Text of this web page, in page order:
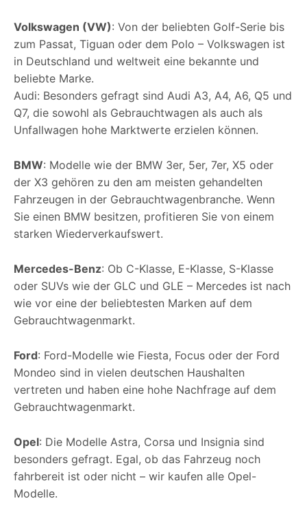
Volkswagen (VW): Von der beliebten Golf-Serie bis
zum Passat, Tiguan oder dem Polo – Volkswagen ist
in Deutschland und weltweit eine bekannte und
beliebte Marke.
Audi: Besonders gefragt sind Audi A3, A4, A6, Q5 und
Q7, die sowohl als Gebrauchtwagen als auch als
Unfallwagen hohe Marktwerte erzielen können.
BMW: Modelle wie der BMW 3er, 5er, 7er, X5 oder
der X3 gehören zu den am meisten gehandelten
Fahrzeugen in der Gebrauchtwagenbranche. Wenn
Sie einen BMW besitzen, profitieren Sie von einem
starken Wiederverkaufswert.
Mercedes-Benz: Ob C-Klasse, E-Klasse, S-Klasse
oder SUVs wie der GLC und GLE – Mercedes ist nach
wie vor eine der beliebtesten Marken auf dem
Gebrauchtwagenmarkt.
Ford: Ford-Modelle wie Fiesta, Focus oder der Ford
Mondeo sind in vielen deutschen Haushalten
vertreten und haben eine hohe Nachfrage auf dem
Gebrauchtwagenmarkt.
Opel: Die Modelle Astra, Corsa und Insignia sind
besonders gefragt. Egal, ob das Fahrzeug noch
fahrbereit ist oder nicht – wir kaufen alle Opel-
Modelle.